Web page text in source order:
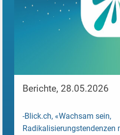
Berichte, 28.05.2026
-Blick.ch, «Wachsam sein,
Radikalisierungstendenzen